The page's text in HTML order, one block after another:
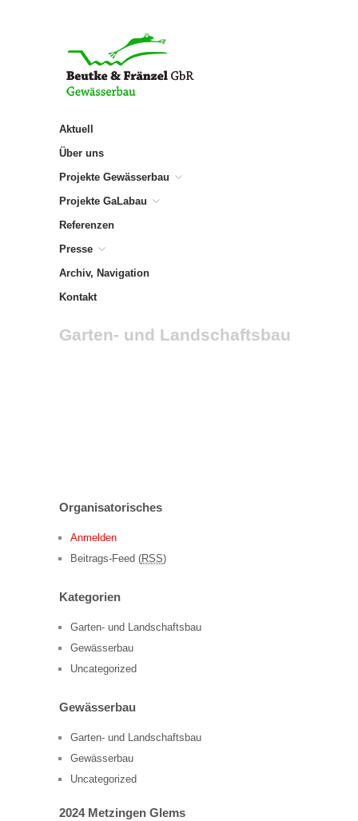
Aktuell
Über uns
Projekte Gewässerbau
Projekte GaLabau
Referenzen
Presse
Archiv, Navigation
Kontakt
Garten- und Landschaftsbau
Organisatorisches
Anmelden
Beitrags-Feed (RSS)
Kategorien
Garten- und Landschaftsbau
Gewässerbau
Uncategorized
Gewässerbau
Garten- und Landschaftsbau
Gewässerbau
Uncategorized
2024 Metzingen Glems